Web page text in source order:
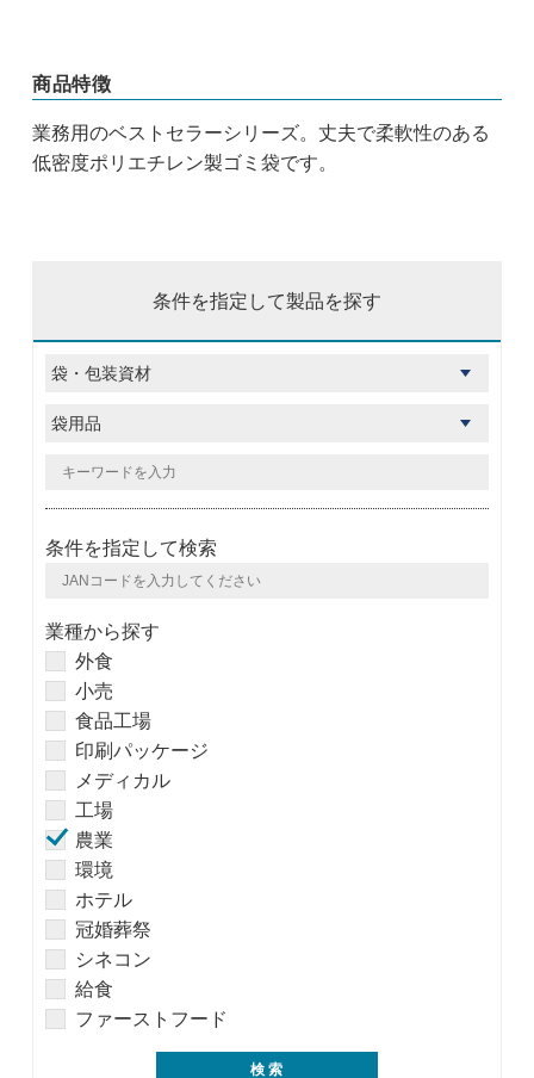
商品特徴
業務用のベストセラーシリーズ。丈夫で柔軟性のある
低密度ポリエチレン製ゴミ袋です。
条件を指定して製品を探す
条件を指定して検索
業種から探す
外食
小売
食品工場
印刷パッケージ
メディカル
工場
農業
環境
ホテル
冠婚葬祭
シネコン
給食
ファーストフード